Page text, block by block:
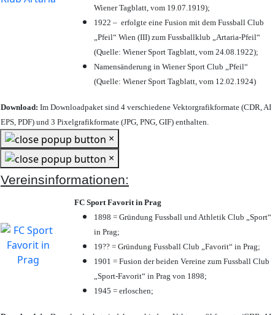
Wiener Tagblatt, vom 19.07.1919);
1922 – erfolgte eine Fusion mit dem Fussball Club
„Pfeil“ Wien (III) zum Fussballklub „Artaria-Pfeil“
(Quelle: Wiener Sport Tagblatt, vom 24.08.1922);
Namensänderung in Wiener Sport Club „Pfeil“
(Quelle: Wiener Sport Tagblatt, vom 12.02.1924)
Download: Im Downloadpaket sind 4 verschiedene Vektorgrafikformate (CDR, AI
EPS, PDF) und 3 Pixelgrafikformate (JPG, PNG, GIF) enthalten.
×
×
Vereinsinformationen:
FC Sport Favorit in Prag
1898 = Gründung Fussball und Athletik Club „Sport“
in Prag;
19?? = Gründung Fussball Club „Favorit“ in Prag;
1901 = Fusion der beiden Vereine zum Fussball Club
„Sport-Favorit“ in Prag von 1898;
1945 = erloschen;